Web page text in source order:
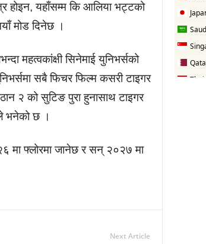
होइन, यहाँसम्म कि आलिया भट्टको
मोड दिनेछ ।
महत्वकांक्षी सिनेमाई युनिभर्सको
सबै फिचर फिल्म कसरी टाइगर
२ को सुटिङ पुरा हुनासाथ टाइगर
भनेको छ ।
मा फ्लोरमा जानेछ र सन् २०२७ मा
Next Article